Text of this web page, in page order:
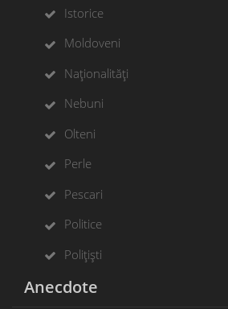
Istorice
Moldoveni
Naționalități
Nebuni
Olteni
Perle
Pescari
Politice
Polițiști
Anecdote